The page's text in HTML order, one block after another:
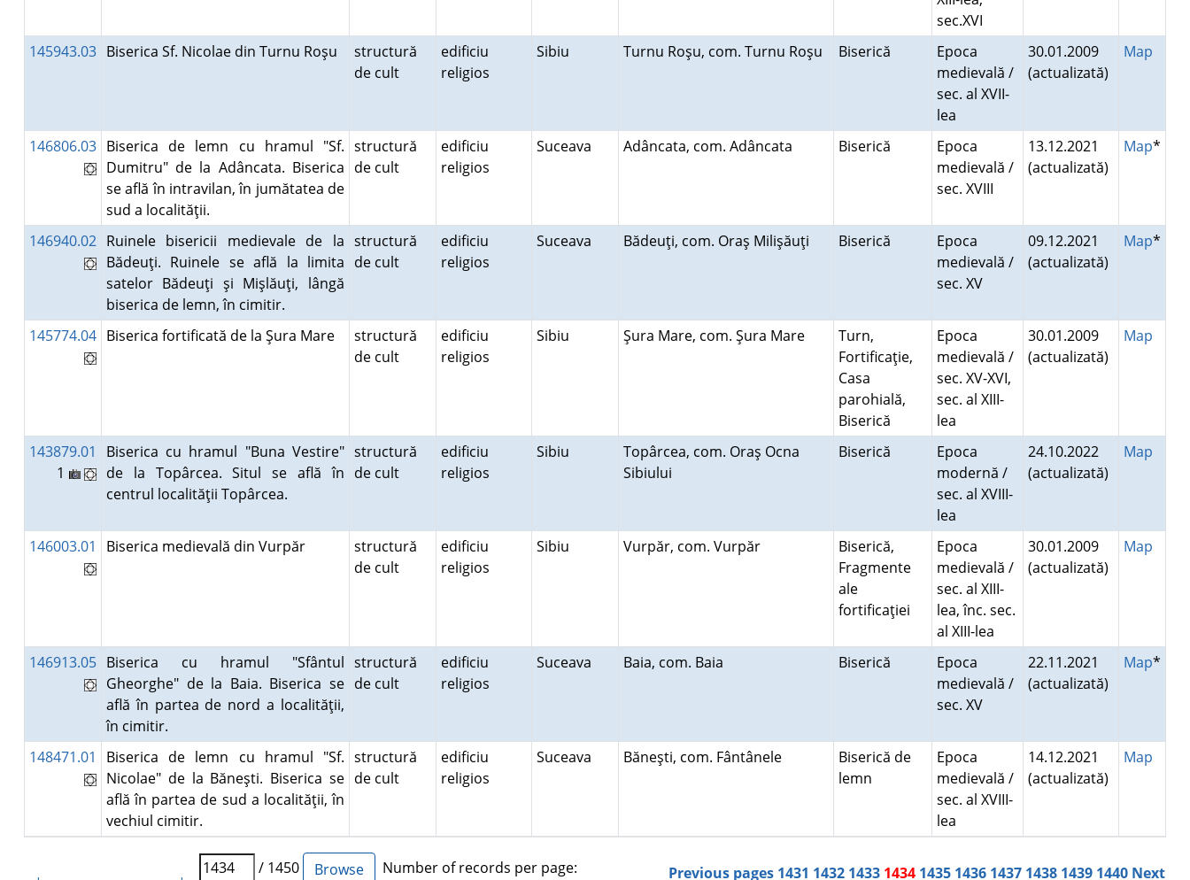
sec.XVI
145943.03 Biserica Sf. Nicolae din Turnu Roşu
structură
de cult
edificiu
religios
Sibiu Turnu Roşu, com. Turnu Roşu Biserică
Epoca
medievală /
sec. al XVII-
lea
30.01.2009
(actualizată)
Map
146806.03 Biserica de lemn cu hramul "Sf.
Dumitru" de la Adâncata. Biserica
se află în intravilan, în jumătatea de
sud a localităţii.
structură
de cult
edificiu
religios
Suceava Adâncata, com. Adâncata Biserică
Epoca
medievală /
sec. XVIII
13.12.2021
(actualizată)
Map*
146940.02 Ruinele bisericii medievale de la
Bădeuţi. Ruinele se află la limita
satelor Bădeuţi şi Mişlăuţi, lângă
biserica de lemn, în cimitir.
structură
de cult
edificiu
religios
Suceava Bădeuţi, com. Oraş Milişăuţi Biserică
Epoca
medievală /
sec. XV
09.12.2021
(actualizată)
Map*
145774.04 Biserica fortificată de la Şura Mare
structură
de cult
edificiu
religios
Sibiu Şura Mare, com. Şura Mare
Turn,
Fortificaţie,
Casa
parohială,
Biserică
Epoca
medievală /
sec. XV-XVI,
sec. al XIII-
lea
30.01.2009
(actualizată)
Map
143879.01
1
Biserica cu hramul "Buna Vestire"
de la Topârcea. Situl se află în
centrul localităţii Topârcea.
structură
de cult
edificiu
religios
Sibiu
Topârcea, com. Oraş Ocna
Sibiului
Biserică
Epoca
modernă /
sec. al XVIII-
lea
24.10.2022
(actualizată)
Map
146003.01 Biserica medievală din Vurpăr
structură
de cult
edificiu
religios
Sibiu Vurpăr, com. Vurpăr
Biserică,
Fragmente
ale
fortificaţiei
Epoca
medievală /
sec. al XIII-
lea, înc. sec.
al XIII-lea
30.01.2009
(actualizată)
Map
146913.05 Biserica cu hramul "Sfântul
Gheorghe" de la Baia. Biserica se
află în partea de nord a localităţii,
în cimitir.
structură
de cult
edificiu
religios
Suceava Baia, com. Baia Biserică
Epoca
medievală /
sec. XV
22.11.2021
(actualizată)
Map*
148471.01
Biserica de lemn cu hramul "Sf.
Nicolae" de la Băneşti. Biserica se
află în partea de sud a localităţii, în
vechiul cimitir.
structură
de cult
edificiu
religios
Suceava Băneşti, com. Fântânele
Biserică de
lemn
Epoca
medievală /
sec. al XVIII-
lea
14.12.2021
(actualizată)
Map
/ 1450 Number of records per page: Previous pages 1431 1432 1433 1434 1435 1436 1437 1438 1439 1440 Next